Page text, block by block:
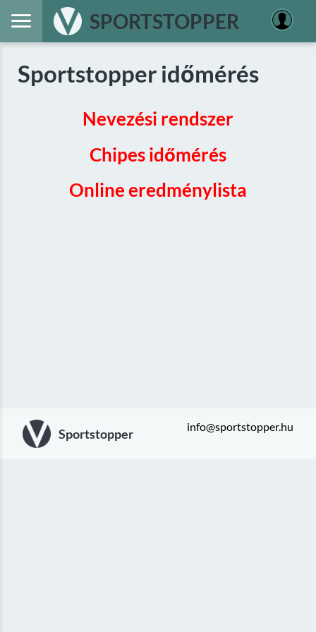
SPORTSTOPPER
Sportstopper időmérés
Nevezési rendszer
Chipes időmérés
Online eredménylista
Sportstopper info@sportstopper.hu